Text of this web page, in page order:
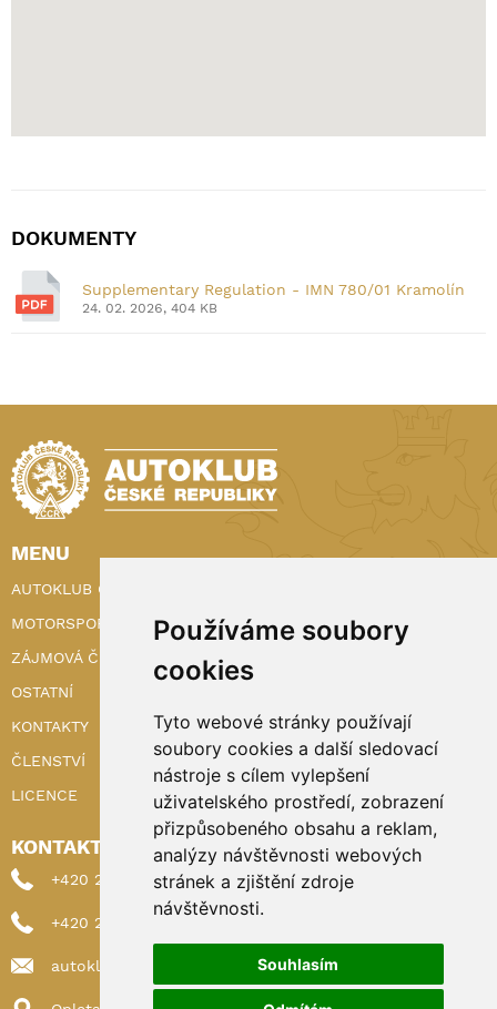
Používáme soubory
cookies
Tyto webové stránky používají
soubory cookies a další sledovací
nástroje s cílem vylepšení
uživatelského prostředí, zobrazení
přizpůsobeného obsahu a reklam,
analýzy návštěvnosti webových
stránek a zjištění zdroje
návštěvnosti.
Souhlasím
DOKUMENTY
Supplementary Regulation - IMN 780/01 Kramolín
24. 02. 2026, 404 KB
MENU
AUTOKLUB ČR
MOTORSPORT
ZÁJMOVÁ ČINNOST
OSTATNÍ
KONTAKTY
ČLENSTVÍ
LICENCE
KONTAKTY
+420 222 898 224 (sekretariat)
+420 222 898 221 (členství)
autoklub@autoklub.cz